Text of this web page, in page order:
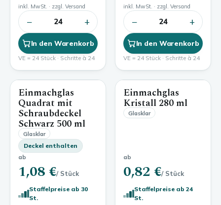
inkl. MwSt. · zzgl. Versand
− 24 +
In den Warenkorb
VE = 24 Stück · Schritte à 24
inkl. MwSt. · zzgl. Versand
− 24 +
In den Warenkorb
VE = 24 Stück · Schritte à 24
500 ml
Einmachglas
Quadrat mit
Schraubdeckel
Schwarz 500 ml
Glasklar
Deckel enthalten
ab
1,08 €/ Stück
Staffelpreise ab 30
St.
280 ml
Einmachglas
Kristall 280 ml
Glasklar
ab
0,82 €/ Stück
Staffelpreise ab 24
St.